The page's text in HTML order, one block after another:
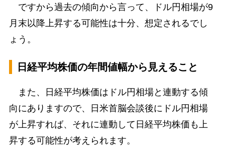
ですから過去の傾向から言って、ドル円相場が9
月末以降上昇する可能性は十分、想定されるでし
ょう。
日経平均株価の年間値幅から見えること
また、日経平均株価はドル円相場と連動する傾
向にありますので、日米首脳会談後にドル円相場
が上昇すれば、それに連動して日経平均株価も上
昇する可能性が考えられます。